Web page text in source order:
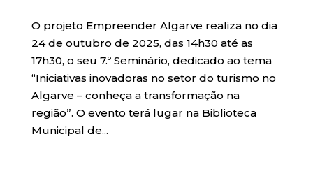
O projeto Empreender Algarve realiza no dia
24 de outubro de 2025, das 14h30 até as
17h30, o seu 7.º Seminário, dedicado ao tema
“Iniciativas inovadoras no setor do turismo no
Algarve – conheça a transformação na
região”. O evento terá lugar na Biblioteca
Municipal de...